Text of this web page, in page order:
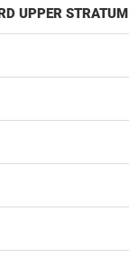
UPPER STRATUM